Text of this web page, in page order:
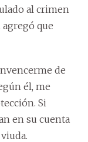
al crimen
que
de
él, me
Si
en su cuenta